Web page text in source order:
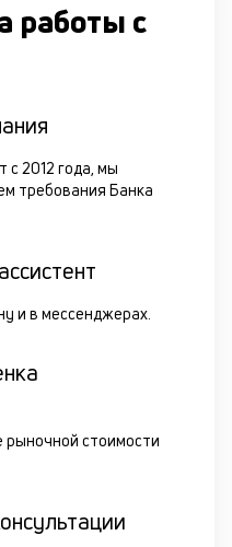
работы с
с 2012 года, мы
требования Банка
и в мессенджерах.
рыночной стоимости